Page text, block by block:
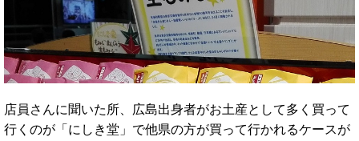
店員さんに聞いた所、広島出身者がお土産として多く買って
行くのが「にしき堂」で他県の方が買って行かれるケースが